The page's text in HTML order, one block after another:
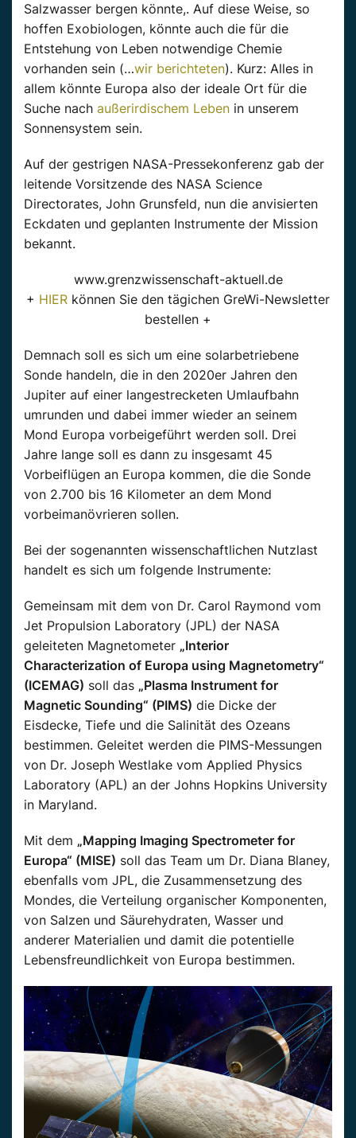
Salzwasser bergen könnte,. Auf diese Weise, so
hoffen Exobiologen, könnte auch die für die
Entstehung von Leben notwendige Chemie
vorhanden sein (…wir berichteten). Kurz: Alles in
allem könnte Europa also der ideale Ort für die
Suche nach außerirdischem Leben in unserem
Sonnensystem sein.
Auf der gestrigen NASA-Pressekonferenz gab der
leitende Vorsitzende des NASA Science
Directorates, John Grunsfeld, nun die anvisierten
Eckdaten und geplanten Instrumente der Mission
bekannt.
www.grenzwissenschaft-aktuell.de
+ HIER können Sie den tägichen GreWi-Newsletter
bestellen +
Demnach soll es sich um eine solarbetriebene
Sonde handeln, die in den 2020er Jahren den
Jupiter auf einer langestrecketen Umlaufbahn
umrunden und dabei immer wieder an seinem
Mond Europa vorbeigeführt werden soll. Drei
Jahre lange soll es dann zu insgesamt 45
Vorbeiflügen an Europa kommen, die die Sonde
von 2.700 bis 16 Kilometer an dem Mond
vorbeimanövrieren sollen.
Bei der sogenannten wissenschaftlichen Nutzlast
handelt es sich um folgende Instrumente:
Gemeinsam mit dem von Dr. Carol Raymond vom
Jet Propulsion Laboratory (JPL) der NASA
geleiteten Magnetometer „Interior
Characterization of Europa using Magnetometry“
(ICEMAG) soll das „Plasma Instrument for
Magnetic Sounding“ (PIMS) die Dicke der
Eisdecke, Tiefe und die Salinität des Ozeans
bestimmen. Geleitet werden die PIMS-Messungen
von Dr. Joseph Westlake vom Applied Physics
Laboratory (APL) an der Johns Hopkins University
in Maryland.
Mit dem „Mapping Imaging Spectrometer for
Europa“ (MISE) soll das Team um Dr. Diana Blaney,
ebenfalls vom JPL, die Zusammensetzung des
Mondes, die Verteilung organischer Komponenten,
von Salzen und Säurehydraten, Wasser und
anderer Materialien und damit die potentielle
Lebensfreundlichkeit von Europa bestimmen.